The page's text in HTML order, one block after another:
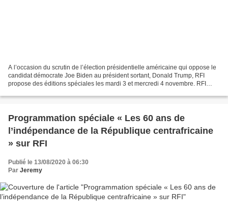
A l’occasion du scrutin de l’élection présidentielle américaine qui oppose le
candidat démocrate Joe Biden au président sortant, Donald Trump, RFI
propose des éditions spéciales les mardi 3 et mercredi 4 novembre. RFI
Programmation spéciale « Les 60 ans de
l’indépendance de la République centrafricaine
» sur RFI
Publié le 13/08/2020 à 06:30
Par Jeremy